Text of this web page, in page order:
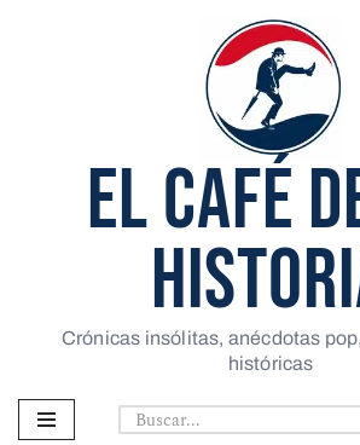
EL CAFÉ
Crónicas insólitas, anécdotas
históricas